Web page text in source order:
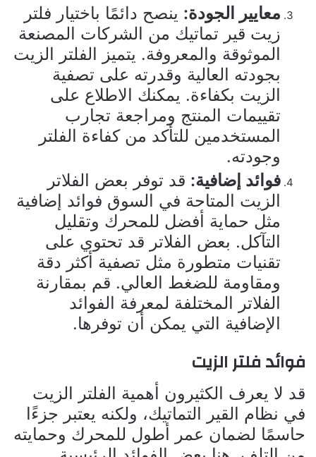
معايير الجودة: ينصح دائمًا باختيار فلتر
زيت قير تماتيك من الشركات المصنعة
الموثوقة والمعروفة. يتميز الفلتر الزيت
بجودته العالية وقدرته على تصفية
الزيت بكفاءة. يمكنك الاطلاع على
تقييمات المنتج ومراجعة تجارب
المستخدمين للتأكد من كفاءة الفلتر
وجودته.
فوائد إضافية: قد توفر بعض الفلاتر
الزيت المتاحة في السوق فوائد إضافية
مثل حماية أفضل للمحرك وتقليل
التآكل. بعض الفلاتر قد تحتوي على
تقنيات متطورة مثل تصفية أكثر دقة
ومقاومة للضغط العالي. قم بمقارنة
الفلاتر المختلفة لمعرفة الفوائد
الإضافية التي يمكن أن توفرها.
فوائد فلتر الزيت
قد لا يعرف الكثيرون أهمية الفلتر الزيت
في نظام القير التماتيك، ولكنه يعتبر جزءًا
حاسمًا لضمان عمر أطول للمحرك وحمايته